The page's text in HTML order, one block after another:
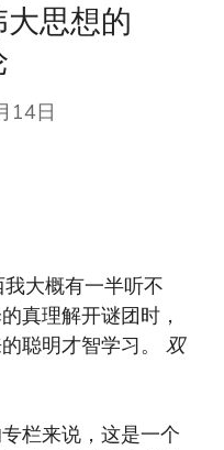
思想的
14日
我大概有一半听不
真理解开谜团时，
聪明才智学习。 双
栏来说，这是一个